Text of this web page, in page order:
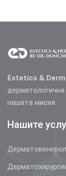
Estetics &
нашата мисия.
Нашите